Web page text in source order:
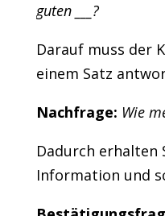
guten ___?
Darauf muss der
einem Satz
Nachfrage: Wie
Dadurch erhalten
Information und